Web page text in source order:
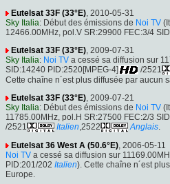
Eutelsat 33F (33°E), 2010-05-31
Sky Italia: Début des émissions de Noi TV
12466.00MHz, pol.V SR:29900 FEC:3/4
Eutelsat 33F (33°E), 2009-07-31
Sky Italia: Noi TV a cessé sa diffusion sur
SID:14240 PID:2520[MPEG-4]
/2521
Cette chaîne n´est plus diffusée par aucun
Eutelsat 33F (33°E) , 2009-07-21
Sky Italia: Début des émissions de Noi TV
11785.00MHz, pol.H SR:27500 FEC:2/3
/2521
Italien,2522 Anglais.
Eutelsat 36 West A (50.6°E), 2006-05-11
Noi TV a cessé sa diffusion sur
PID:201/202 Italien). Cette chaîne n´est
Europe.